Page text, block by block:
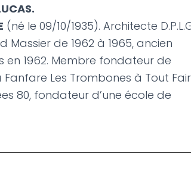
(né le 09/10/1935). Architecte
Massier de 1962 à 1965, ancien
en 1962. Membre fondateur de
Les Trombones à Tout
80, fondateur d’une école de